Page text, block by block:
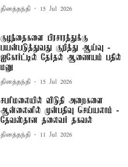
தினத்தந்தி 15 Jul 2026
குழந்தைகளை பிரசாரத்துக்கு
பயன்படுத்துவது குறித்து ஆய்வு -
ஐகோர்ட்டில் தேர்தல் ஆணையம் பதில்
மனு
தினத்தந்தி 15 Jul 2026
சபரிமலையில் விடுதி அறைகளை
ஆன்லைனில் முன்பதிவு செய்யலாம் -
தேவஸ்தான தலைவர் தகவல்
தினத்தந்தி 11 Jul 2026